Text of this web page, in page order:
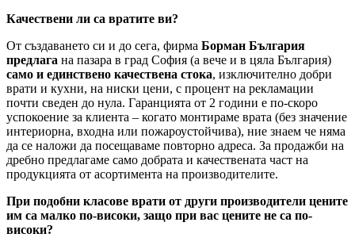
Качествени ли са вратите ви?
От създаването си и до сега, фирма Борман България
предлага на пазара в град София (а вече и в цяла България)
само и единствено качествена стока, изключително добри
врати и кухни, на ниски цени, с процент на рекламации
почти сведен до нула. Гаранцията от 2 години е по-скоро
успокоение за клиента – когато монтираме врата (без значение
интериорна, входна или пожароустойчива), ние знаем че няма
да се наложи да посещаваме повторно адреса. За продажби на
дребно предлагаме само добрата и качествената част на
продукцията от асортимента на производителите.
При подобни класове врати от други производители цените
им са малко по-високи, защо при вас цените не са по-
високи?